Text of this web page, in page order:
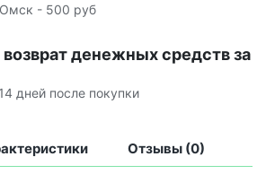
Омск - 500 руб
денежных средств за
дней после покупки
Отзывы (0)